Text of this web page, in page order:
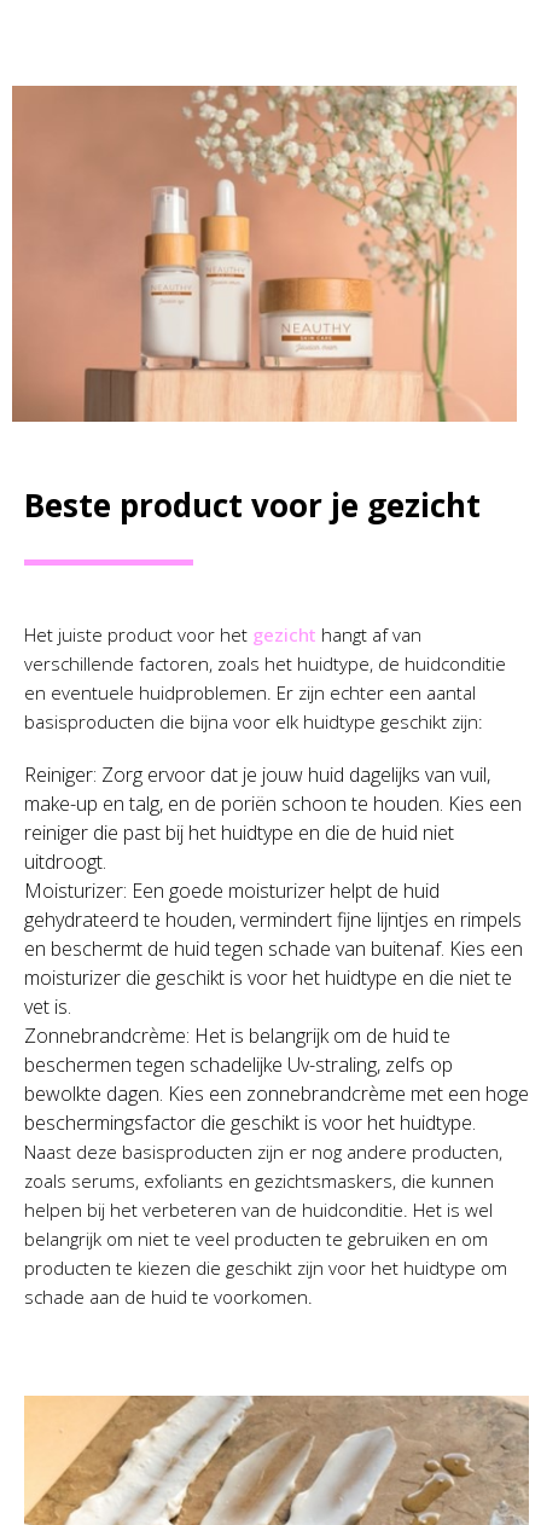
Beste product voor je gezicht
Het juiste product voor het gezicht hangt af van
verschillende factoren, zoals het huidtype, de huidconditie
en eventuele huidproblemen. Er zijn echter een aantal
basisproducten die bijna voor elk huidtype geschikt zijn:
Reiniger: Zorg ervoor dat je jouw huid dagelijks van vuil,
make-up en talg, en de poriën schoon te houden. Kies een
reiniger die past bij het huidtype en die de huid niet
uitdroogt.
Moisturizer: Een goede moisturizer helpt de huid
gehydrateerd te houden, vermindert fijne lijntjes en rimpels
en beschermt de huid tegen schade van buitenaf. Kies een
moisturizer die geschikt is voor het huidtype en die niet te
vet is.
Zonnebrandcrème: Het is belangrijk om de huid te
beschermen tegen schadelijke Uv-straling, zelfs op
bewolkte dagen. Kies een zonnebrandcrème met een hoge
beschermingsfactor die geschikt is voor het huidtype.
Naast deze basisproducten zijn er nog andere producten,
zoals serums, exfoliants en gezichtsmaskers, die kunnen
helpen bij het verbeteren van de huidconditie. Het is wel
belangrijk om niet te veel producten te gebruiken en om
producten te kiezen die geschikt zijn voor het huidtype om
schade aan de huid te voorkomen.